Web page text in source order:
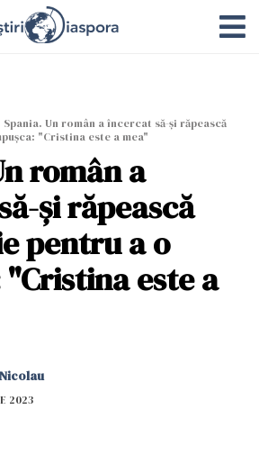
Spania. Un român a încercat să-și răpească
"Cristina este a mea"
român a
și răpească
pentru a o
este a
2023